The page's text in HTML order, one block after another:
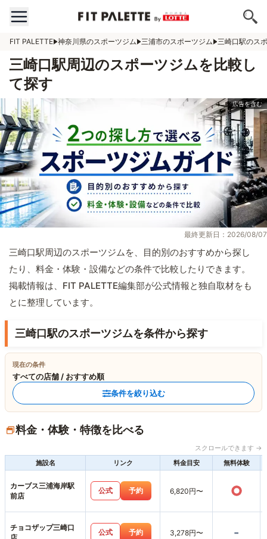
FIT PALETTE 神奈川県のスポーツジム 三浦市のスポーツジム 三崎口駅のス
三崎口駅周辺のスポーツジムを比較し
て探す
最終更新日：2026/08/07
三崎口駅周辺のスポーツジムを、目的別のおすすめから探し
たり、料金・体験・設備などの条件で比較したりできます。
掲載情報は、FIT PALETTE編集部が公式情報と独自取材をも
とに整理しています。
三崎口駅のスポーツジムを条件から探す
現在の条件
すべての店舗 / おすすめ順
条件を絞り込む
料金・体験・特徴を比べる
スクロールできます →
施設名
リンク 料金目安 無料体験
カーブス三浦海岸駅
前店
公式 予約 6,820円〜 ○
チョコザップ三崎口
公式 予約 3,278円〜 -